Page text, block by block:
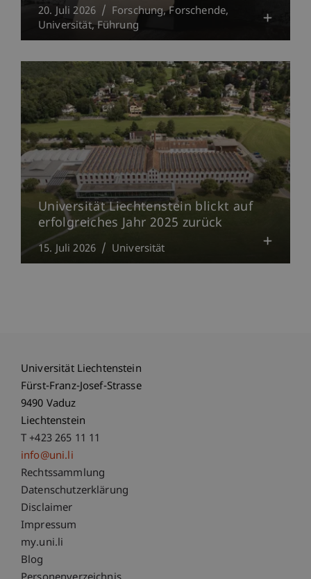
20. Juli 2026 Forschung Forschende
Universität Führung
Universität Liechtenstein blickt auf
erfolgreiches Jahr 2025 zurück
15. Juli 2026 Universität
Universität Liechtenstein
Fürst-Franz-Josef-Strasse
9490 Vaduz
Liechtenstein
T +423 265 11 11
info@uni.li
Fußzeile Rechtliche Hinweise
Rechtssammlung
Datenschutzerklärung
Disclaimer
Impressum
Fußzeile Subdomain-Verzeichnis
my.uni.li
Blog